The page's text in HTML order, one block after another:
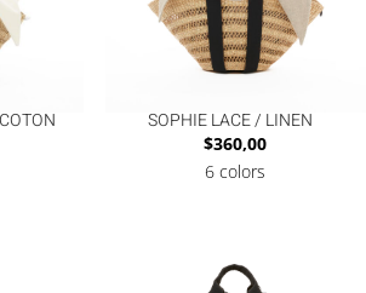
SOPHIE LACE / LINEN
$360,00
6 colors